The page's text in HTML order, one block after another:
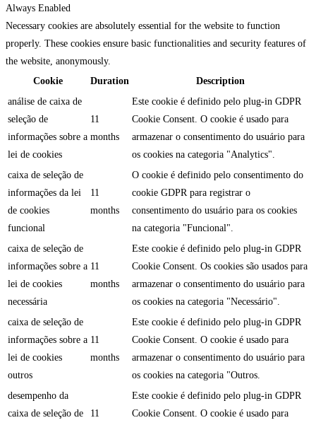
Always Enabled
Necessary cookies are absolutely essential for the website to function
properly. These cookies ensure basic functionalities and security features of
the website, anonymously.
Cookie
Duration
Description
análise de caixa de
seleção de
informações sobre a
lei de cookies
11
months
Este cookie é definido pelo plug-in GDPR
Cookie Consent. O cookie é usado para
armazenar o consentimento do usuário para
os cookies na categoria "Analytics".
caixa de seleção de
informações da lei
de cookies
funcional
11
months
O cookie é definido pelo consentimento do
cookie GDPR para registrar o
consentimento do usuário para os cookies
na categoria "Funcional".
caixa de seleção de
informações sobre a
lei de cookies
necessária
11
months
Este cookie é definido pelo plug-in GDPR
Cookie Consent. Os cookies são usados para
armazenar o consentimento do usuário para
os cookies na categoria "Necessário".
caixa de seleção de
informações sobre a
lei de cookies
outros
11
months
Este cookie é definido pelo plug-in GDPR
Cookie Consent. O cookie é usado para
armazenar o consentimento do usuário para
os cookies na categoria "Outros.
desempenho da
caixa de seleção de
11
Este cookie é definido pelo plug-in GDPR
Cookie Consent. O cookie é usado para